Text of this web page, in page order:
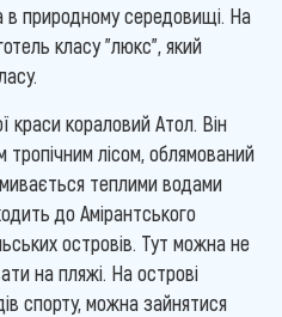
в природному середовищі. На
класу "люкс", який
краси кораловий Атол. Він
лісом, облямований
теплими водами
до Амірантського
островів. Тут можна не
на пляжі. На острові
спорту, можна зайнятися